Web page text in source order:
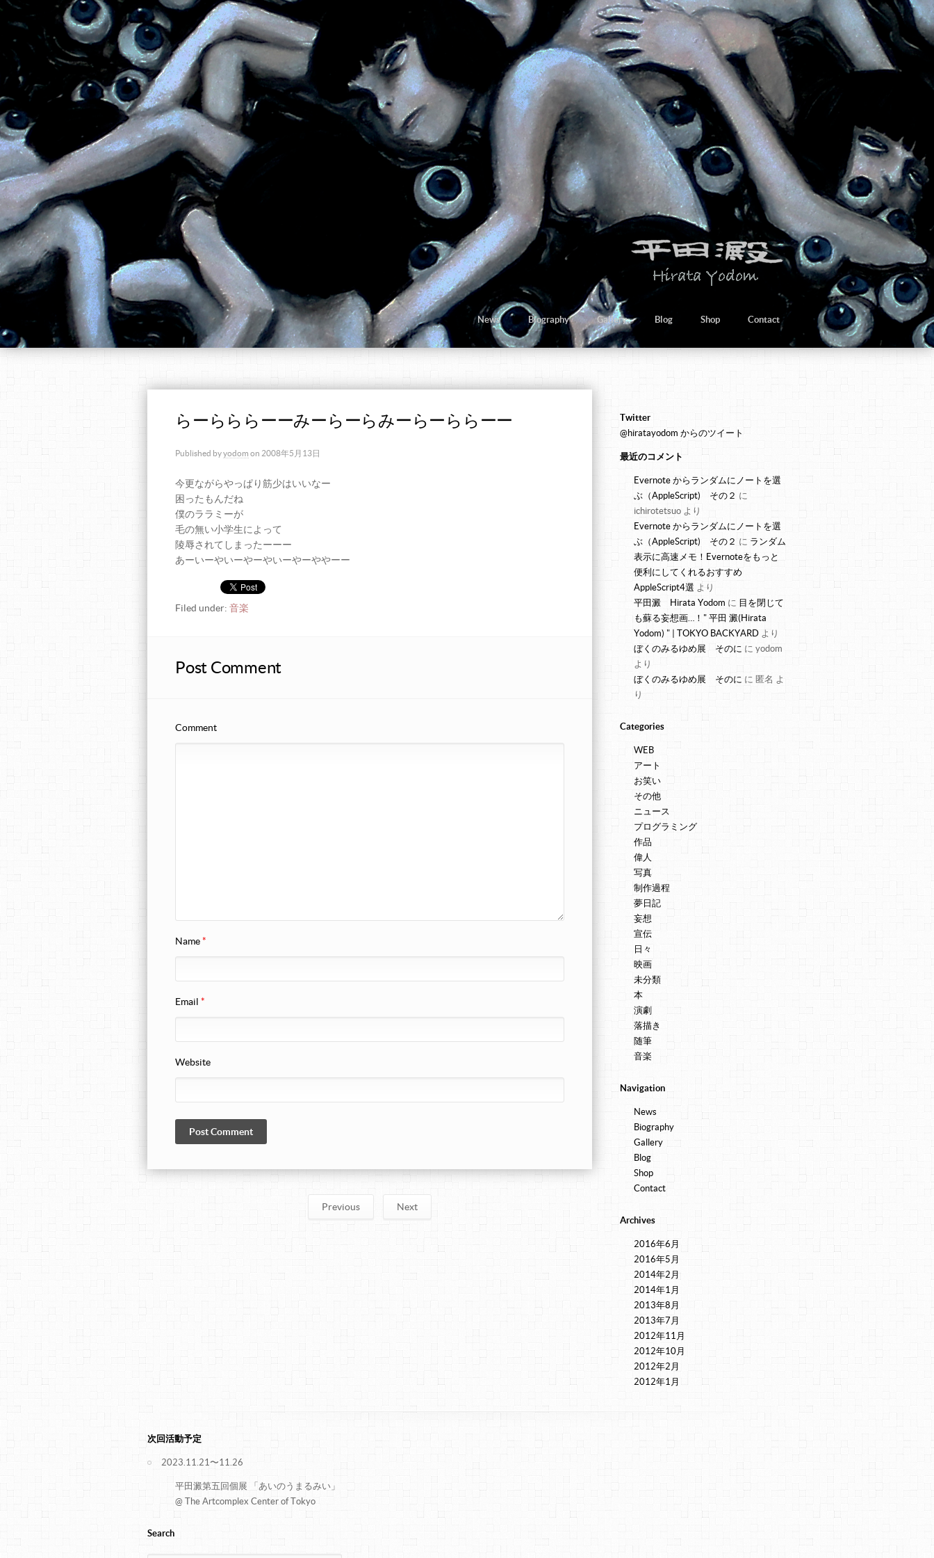
News Biography Gallery Blog Shop Contact
らーらららーーみーらーらみーらーららーー
Published byyodom on 2008年5月13日
今更ながらやっぱり筋少はいいなー
困ったもんだね
僕のララミーが
毛の無い小学生によって
陵辱されてしまったーーー
あーいーやいーやーやいーやーややーー
Filed under: 音楽
Post Comment
Comment
Name*
Email *
Website
Previous Next
Twitter
@hiratayodom からのツイート
最近のコメント
Evernote からランダムにノートを選
ぶ（AppleScript) その２ に
ichirotetsuo より
Evernote からランダムにノートを選
ぶ（AppleScript) その２ に ランダム
表示に高速メモ！Evernoteをもっと
便利にしてくれるおすすめ
AppleScript4選 より
平田澱 Hirata Yodom に 目を閉じて
も蘇る妄想画…！" 平田 澱(Hirata
Yodom) " | TOKYO BACKYARD より
ぼくのみるゆめ展 そのに に yodom
より
ぼくのみるゆめ展 そのに に 匿名 よ
り
Categories
WEB
アート
お笑い
その他
ニュース
プログラミング
作品
偉人
写真
制作過程
夢日記
妄想
宣伝
日々
映画
未分類
本
演劇
落描き
随筆
音楽
Navigation
News
Biography
Gallery
Blog
Shop
Contact
Archives
2016年6月
2016年5月
2014年2月
2014年1月
2013年8月
2013年7月
2012年11月
2012年10月
2012年2月
2012年1月
次回活動予定
2023.11.21〜11.26
平田澱第五回個展 「あいのうまるみい」
@ The Artcomplex Center of Tokyo
Search